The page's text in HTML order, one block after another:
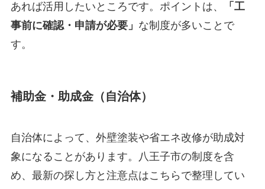
あれば活用したいところです。ポイントは、
「工
事前に確認・申請が必要」 な制度が多いことで
す。
補助金・助成金（自治体）
自治体によって、外壁塗装や省エネ改修が助成対
象になることがあります。八王子市の制度を含
め、最新の探し方と注意点はこちらで整理してい